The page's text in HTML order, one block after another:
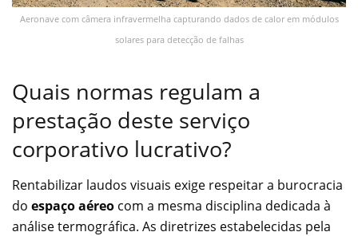
Aeronave com câmera infravermelha capturando dados de calor em módulos
solares para detecção de falhas
Quais normas regulam a
prestação deste serviço
corporativo lucrativo?
Rentabilizar laudos visuais exige respeitar a burocracia
do espaço aéreo com a mesma disciplina dedicada à
análise termográfica. As diretrizes estabelecidas pela